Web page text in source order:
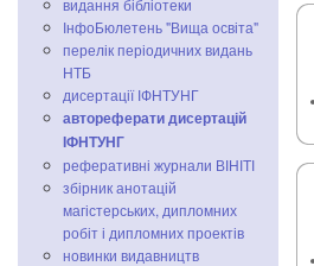
видання бібліотеки
ІнфоБюлетень "Вища освіта"
перелік періодичних видань
НТБ
дисертації ІФНТУНГ
автореферати дисертацій
ІФНТУНГ
реферативні журнали ВІНІТІ
збірник анотацій
магістерських, дипломних
робіт і дипломних проектів
новинки видавництв